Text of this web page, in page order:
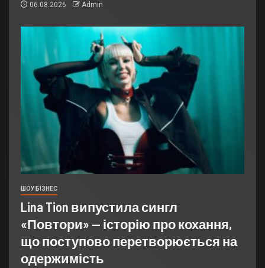
06.08.2026 Admin
ШОУ БІЗНЕС
Lina Tion випустила сингл
«Повтори» — історію про кохання,
що поступово перетворюється на
одержимість